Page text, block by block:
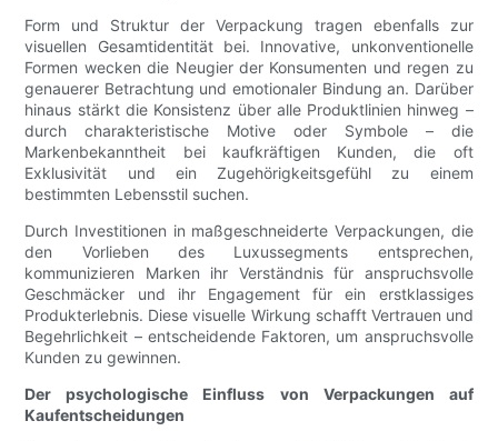
Form und Struktur der Verpackung tragen ebenfalls zur
visuellen Gesamtidentität bei. Innovative, unkonventionelle
Formen wecken die Neugier der Konsumenten und regen zu
genauerer Betrachtung und emotionaler Bindung an. Darüber
hinaus stärkt die Konsistenz über alle Produktlinien hinweg –
durch charakteristische Motive oder Symbole – die
Markenbekanntheit bei kaufkräftigen Kunden, die oft
Exklusivität und ein Zugehörigkeitsgefühl zu einem
bestimmten Lebensstil suchen.
Durch Investitionen in maßgeschneiderte Verpackungen, die
den Vorlieben des Luxussegments entsprechen,
kommunizieren Marken ihr Verständnis für anspruchsvolle
Geschmäcker und ihr Engagement für ein erstklassiges
Produkterlebnis. Diese visuelle Wirkung schafft Vertrauen und
Begehrlichkeit – entscheidende Faktoren, um anspruchsvolle
Kunden zu gewinnen.
Der psychologische Einfluss von Verpackungen auf
Kaufentscheidungen